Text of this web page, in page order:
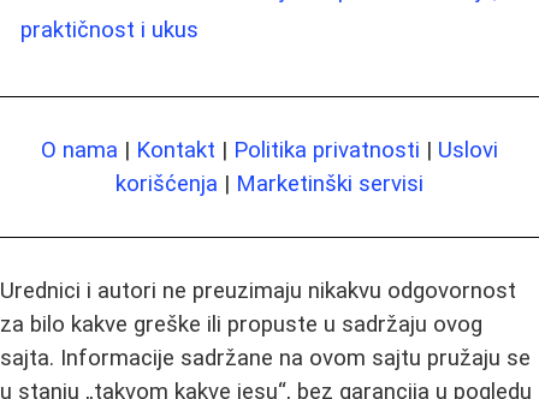
praktičnost i ukus
O nama | Kontakt | Politika privatnosti | Uslovi
korišćenja | Marketinški servisi
Urednici i autori ne preuzimaju nikakvu odgovornost
za bilo kakve greške ili propuste u sadržaju ovog
sajta. Informacije sadržane na ovom sajtu pružaju se
u stanju „takvom kakve jesu“, bez garancija u pogledu